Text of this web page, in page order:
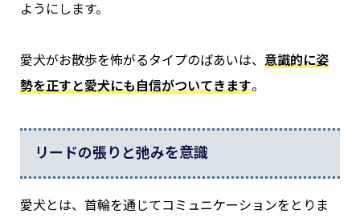
ようにします。
愛犬がお散歩を怖がるタイプのばあいは、 意識的に姿
勢を正すと愛犬にも自信がついてきます。
リードの張りと弛みを意識
愛犬とは、首輪を通じてコミュニケーションをとりま